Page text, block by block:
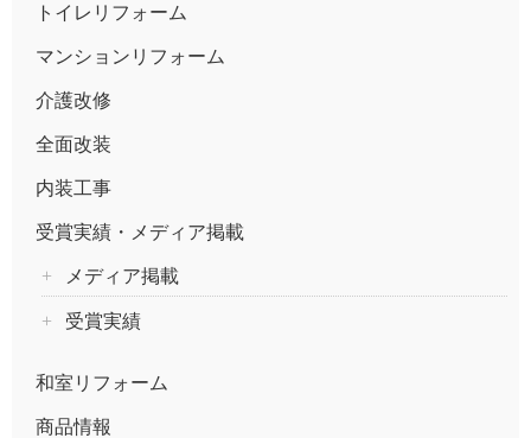
トイレリフォーム
マンションリフォーム
介護改修
全面改装
内装工事
受賞実績・メディア掲載
メディア掲載
受賞実績
和室リフォーム
商品情報